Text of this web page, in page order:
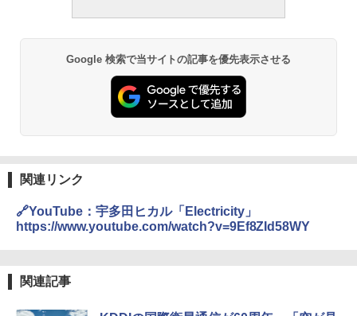
Google 検索で当サイトの記事を優先表示させる
関連リンク
🔗YouTube：宇多田ヒカル「Electricity」
https://www.youtube.com/watch?v=9Ef8ZId58WY
関連記事